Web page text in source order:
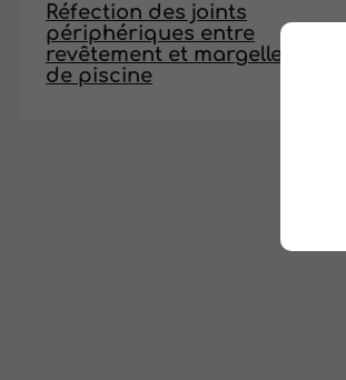
Réfection des joints
périphériques entre
revêtement et margelles
de piscine